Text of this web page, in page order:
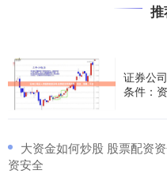
证券公
条件：
大资金如何炒股 股票配资
资安全